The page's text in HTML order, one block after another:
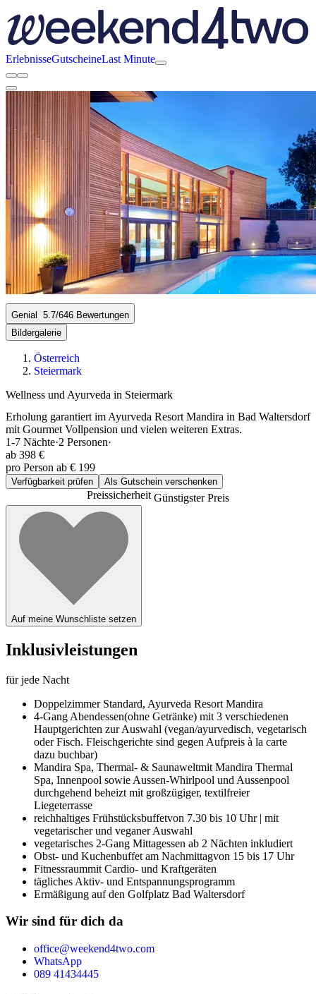
ErlebnisseGutscheineLast Minute
Genial 5.7/646 Bewertungen
Bildergalerie
Österreich
Steiermark
Wellness und Ayurveda in Steiermark
Erholung garantiert im Ayurveda Resort Mandira in Bad Waltersdorf
mit Gourmet Vollpension und vielen weiteren Extras.
1-7 Nächte·2 Personen·
ab 398 €
pro Person ab € 199
Verfügbarkeit prüfen Als Gutschein verschenken
PreissicherheitGünstigster Preis
Auf meine Wunschliste setzen
Inklusivleistungen
für jede Nacht
Doppelzimmer Standard, Ayurveda Resort Mandira
4-Gang Abendessen(ohne Getränke) mit 3 verschiedenen
Hauptgerichten zur Auswahl (vegan/ayurvedisch, vegetarisch
oder Fisch. Fleischgerichte sind gegen Aufpreis à la carte
dazu buchbar)
Mandira Spa, Thermal- & Saunaweltmit Mandira Thermal
Spa, Innenpool sowie Aussen-Whirlpool und Aussenpool
durchgehend beheizt mit großzügiger, textilfreier
Liegeterrasse
reichhaltiges Frühstücksbuffetvon 7.30 bis 10 Uhr | mit
vegetarischer und veganer Auswahl
vegetarisches 2-Gang Mittagessen ab 2 Nächten inkludiert
Obst- und Kuchenbuffet am Nachmittagvon 15 bis 17 Uhr
Fitnessraummit Cardio- und Kraftgeräten
tägliches Aktiv- und Entspannungsprogramm
Ermäßigung auf den Golfplatz Bad Waltersdorf
Wir sind für dich da
office@weekend4two.com
WhatsApp
089 41434445